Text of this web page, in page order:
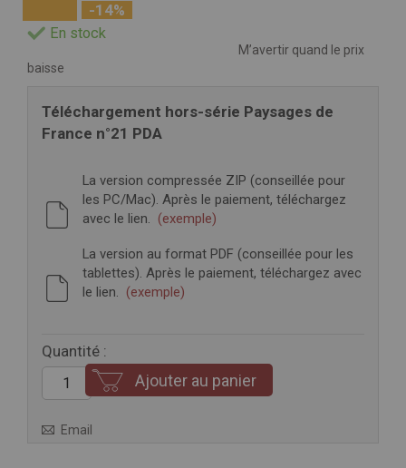
-14%
En stock
M’avertir quand le prix
baisse
Téléchargement hors-série Paysages de
France n°21 PDA
La version compressée ZIP (conseillée pour
les PC/Mac). Après le paiement, téléchargez
avec le lien. (exemple)
La version au format PDF (conseillée pour les
tablettes). Après le paiement, téléchargez avec
le lien. (exemple)
Quantité :
Ajouter au panier
Email